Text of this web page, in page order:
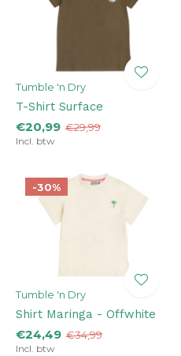
Tumble 'n Dry
T-Shirt Surface
€20,99 €29,99
Incl. btw
-30%
Tumble 'n Dry
Shirt Maringa - Offwhite
€24,49 €34,99
Incl. btw